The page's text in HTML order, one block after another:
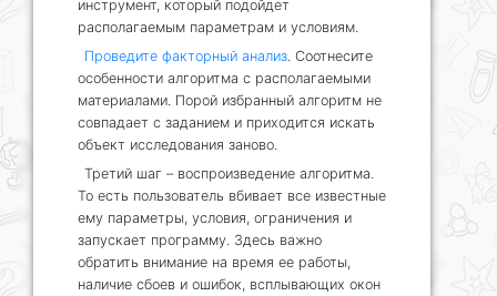
инструмент, который подойдет
располагаемым параметрам и условиям.
Проведите факторный анализ . Соотнесите
особенности алгоритма с располагаемыми
материалами. Порой избранный алгоритм не
совпадает с заданием и приходится искать
объект исследования заново.
Третий шаг – воспроизведение алгоритма.
То есть пользователь вбивает все известные
ему параметры, условия, ограничения и
запускает программу. Здесь важно
обратить внимание на время ее работы,
наличие сбоев и ошибок, всплывающих окон